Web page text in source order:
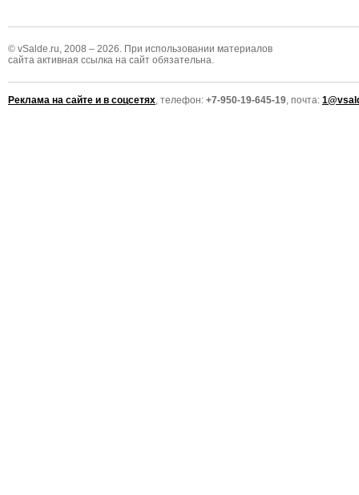
© vSalde.ru, 2008 – 2026. При использовании материалов
сайта активная ссылка на сайт обязательна.
Реклама на сайте и в соцсетях, телефон: +7-950-19-645-19, почта: